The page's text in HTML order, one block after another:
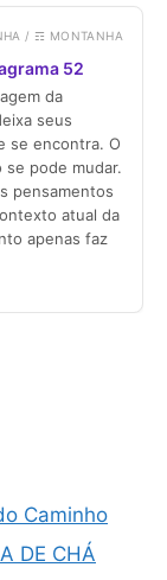
Caminho
DE CHÁ